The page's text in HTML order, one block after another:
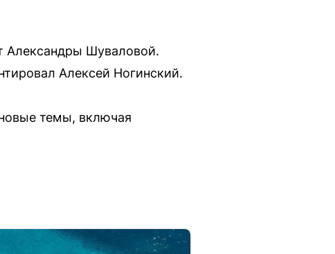
Александры Шуваловой.
Алексей Ногинский.
темы, включая